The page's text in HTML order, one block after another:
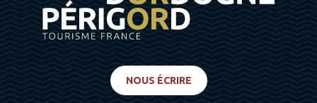
NOUS ÉCRIRE